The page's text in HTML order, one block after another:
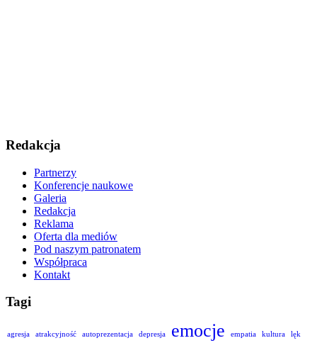
Redakcja
Partnerzy
Konferencje naukowe
Galeria
Redakcja
Reklama
Oferta dla mediów
Pod naszym patronatem
Współpraca
Kontakt
Tagi
agresja atrakcyjność autoprezentacja depresja emocje empatia kultura
lęk